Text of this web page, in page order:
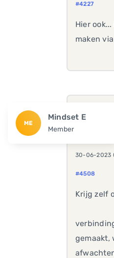
#4227
Hier
maken via
ME
Mindset E
Member
30-06-2023
#4508
Krijg zelf
gemaakt,